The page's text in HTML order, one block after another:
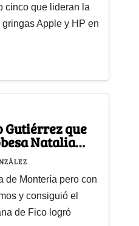
cinco que lideran la
Apple y HP en
Gutiérrez que
Natalia
Tigre
de Montería pero con
y consiguió el
de Fico logró